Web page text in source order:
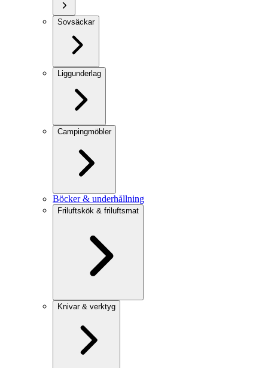
Sovsäckar
Liggunderlag
Campingmöbler
Böcker & underhållning
Friluftskök & friluftsmat
Knivar & verktyg